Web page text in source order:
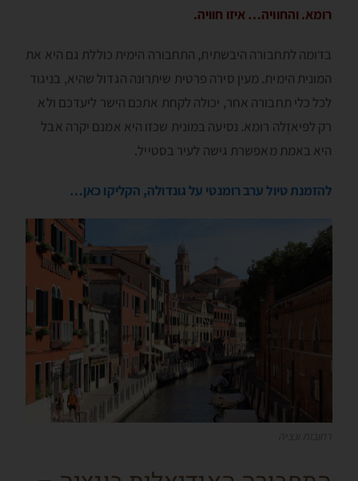
רומא. והחוויה… איזו חוויה.
בדומה לתחבורה היבשתית, התחבורה הימית כוללת גם היא את
המונית הימית. מעין סירה פרטית שיתרונה הגדול שהיא, בניגוד
לכל כלי תחבורה אחר, יכולה לקחת אתכם הישר ליעדכם ולא
רק לפּיאזֶלה רומא. נסיעה במונית שכזו היא אמנם יקרה אבל
היא באמת מאפשרת גישה לעיר בסטייל.
להזמנת טיול ערב רומנטי על גונדולה, הקליקו כאן…